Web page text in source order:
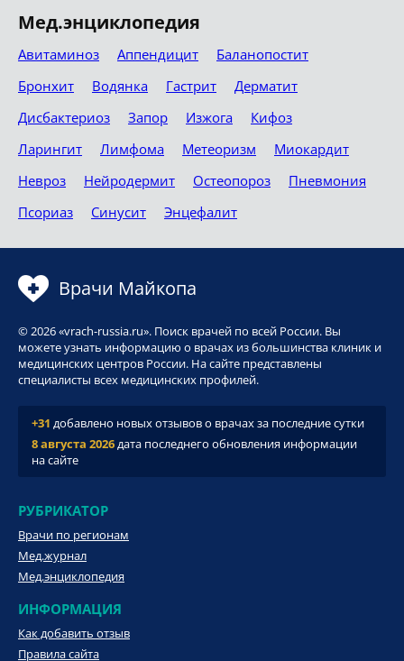
Мед.энциклопедия
Авитаминоз Аппендицит
Баланопостит
Бронхит
Водянка Гастрит
Дерматит
Дисбактериоз
Запор Изжога
Кифоз
Ларингит
Лимфома Метеоризм
Миокардит
Невроз
Нейродермит Остеопороз
Пневмония
Псориаз
Синусит Энцефалит
Врачи Майкопа
© 2026 «vrach-russia.ru». Поиск врачей по всей России. Вы
можете узнать информацию о врачах из большинства клиник и
медицинских центров России. На сайте представлены
специалисты всех медицинских профилей.
+31 добавлено новых отзывов о врачах за последние сутки
8 августа 2026дата последнего обновления информации
на сайте
РУБРИКАТОР
Врачи по регионам
Мед.журнал
Мед.энциклопедия
ИНФОРМАЦИЯ
Как добавить отзыв
Правила сайта